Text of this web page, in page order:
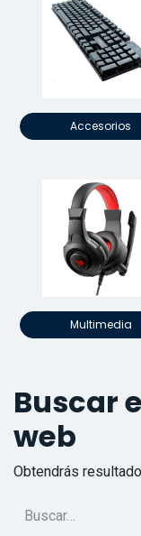
Accesorios
Multimedia
Buscar
web
Obtendrás